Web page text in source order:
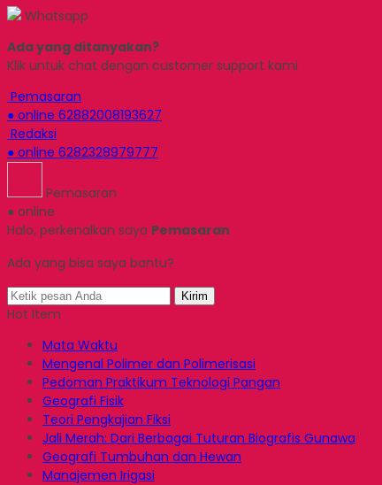
Whatsapp
Ada yang ditanyakan?
Klik untuk chat dengan customer support kami
Pemasaran
● online 62882008193627
Redaksi
● online 6282328979777
Pemasaran
● online
Halo, perkenalkan saya Pemasaran
Ada yang bisa saya bantu?
Kirim
Hot Item
Mata Waktu
Mengenal Polimer dan Polimerisasi
Pedoman Praktikum Teknologi Pangan
Geografi Fisik
Teori Pengkajian Fiksi
Jali Merah: Dari Berbagai Tuturan Biografis Gunawa
Geografi Tumbuhan dan Hewan
Manajemen Irigasi